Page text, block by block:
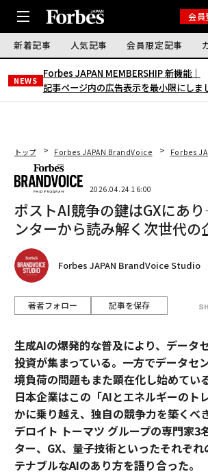
会員
新着記事 人気記事 会員限定記事
NEWS
Forbes JAPAN MEMBERSHIP 新機能｜
記事ページ内の広告表示を最小限にしま
トップ Forbes JAPAN BrandVoice Forbes
2026.04.24 16:00
ポストAI競争の鍵はGXにあ
ンターから読み解く次世代の
Forbes JAPAN BrandVoice Studio
著者フォロー 記事を保存
生成AIの爆発的な普及により、データ
投資が集まっている。一方でデータセ
境負荷の問題もまた顕在化し始めている
日本企業はこの「AIとエネルギーのト
かに乗り越え、独自の競争力を築くべ
デロイト トーマツ グループの専門家3
ター、GX、量子技術といったそれぞ
テナブルなAIのあり方を語り合った。